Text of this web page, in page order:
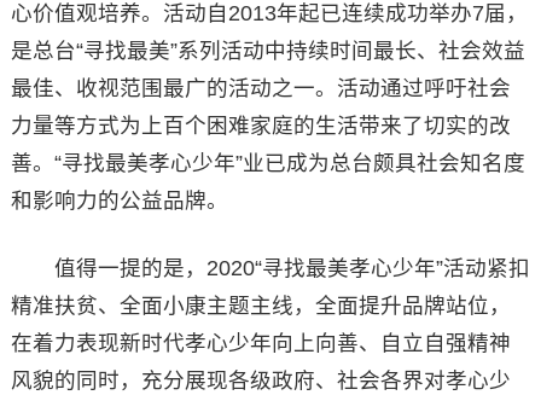
心价值观培养。活动自2013年起已连续成功举办7届，
是总台“寻找最美”系列活动中持续时间最长、社会效益
最佳、收视范围最广的活动之一。活动通过呼吁社会
力量等方式为上百个困难家庭的生活带来了切实的改
善。“寻找最美孝心少年”业已成为总台颇具社会知名度
和影响力的公益品牌。
值得一提的是，2020“寻找最美孝心少年”活动紧扣
精准扶贫、全面小康主题主线，全面提升品牌站位，
在着力表现新时代孝心少年向上向善、自立自强精神
风貌的同时，充分展现各级政府、社会各界对孝心少